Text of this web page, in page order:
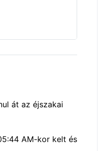
át az éjszakai
AM-kor kelt és